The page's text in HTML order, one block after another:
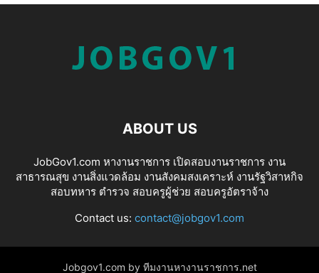
ABOUT US
JobGov1.com หางานราชการ เปิดสอบงานราชการ งาน
สาธารณสุข งานสิ่งแวดล้อม งานสังคมสงเคราะห์ งานรัฐวิสาหกิจ
สอบทหาร ตำรวจ สอบครูผู้ช่วย สอบครูอัตราจ้าง
Contact us: contact@jobgov1.com
Jobgov1.com by ทีมงานหางานราชการ.net